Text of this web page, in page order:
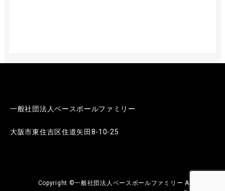
一般社団法人ベースボールファミリー
大阪市東住吉区住道矢田8-10-25
Copyright ©一般社団法人ベースボールファミリー All Rights